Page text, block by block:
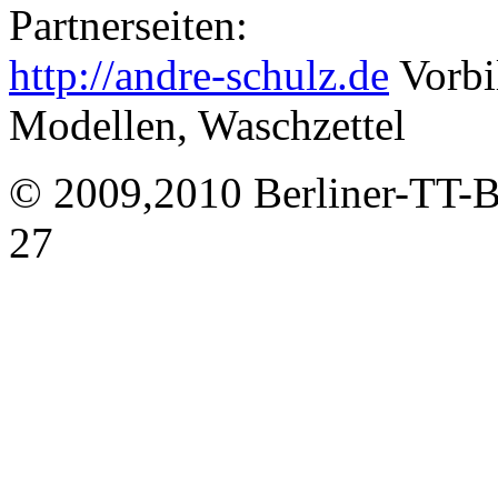
Partnerseiten:
http://andre-schulz.de
Modellen, Waschzettel
© 2009,2010 Berliner-
27